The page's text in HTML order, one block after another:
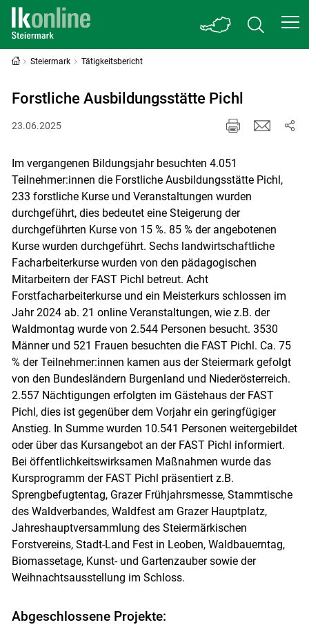
Steiermark Tätigkeitsbericht
Forstliche Ausbildungsstätte Pichl
23.06.2025
Im vergangenen Bildungsjahr besuchten 4.051
Teilnehmer:innen die Forstliche Ausbildungsstätte Pichl,
233 forstliche Kurse und Veranstaltungen wurden
durchgeführt, dies bedeutet eine Steigerung der
durchgeführten Kurse von 15 %. 85 % der angebotenen
Kurse wurden durchgeführt. Sechs landwirtschaftliche
Facharbeiterkurse wurden von den pädagogischen
Mitarbeitern der FAST Pichl betreut. Acht
Forstfacharbeiterkurse und ein Meisterkurs schlossen im
Jahr 2024 ab. 21 online Veranstaltungen, wie z.B. der
Waldmontag wurde von 2.544 Personen besucht. 3530
Männer und 521 Frauen besuchten die FAST Pichl. Ca. 75
% der Teilnehmer:innen kamen aus der Steiermark gefolgt
von den Bundesländern Burgenland und Niederösterreich.
2.557 Nächtigungen erfolgten im Gästehaus der FAST
Pichl, dies ist gegenüber dem Vorjahr ein geringfügiger
Anstieg. In Summe wurden 10.541 Personen weitergebildet
oder über das Kursangebot an der FAST Pichl informiert.
Bei öffentlichkeitswirksamen Maßnahmen wurde das
Kursprogramm der FAST Pichl präsentiert z.B.
Sprengbefugtentag, Grazer Frühjahrsmesse, Stammtische
des Waldverbandes, Waldfest am Grazer Hauptplatz,
Jahreshauptversammlung des Steiermärkischen
Forstvereins, Stadt-Land Fest in Leoben, Waldbauerntag,
Biomassetage, Kunst- und Gartenzauber sowie der
Weihnachtsausstellung im Schloss.
Abgeschlossene Projekte: